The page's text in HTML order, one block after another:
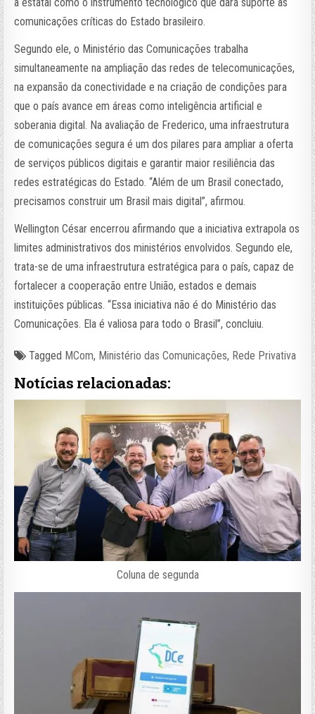
comunicações críticas do Estado brasileiro.
Segundo ele, o Ministério das Comunicações trabalha
simultaneamente na ampliação das redes de telecomunicações,
na expansão da conectividade e na criação de condições para
que o país avance em áreas como inteligência artificial e
soberania digital. Na avaliação de Frederico, uma infraestrutura
de comunicações segura é um dos pilares para ampliar a oferta
de serviços públicos digitais e garantir maior resiliência das
redes estratégicas do Estado. “Além de um Brasil conectado,
precisamos construir um Brasil mais digital”, afirmou.
Wellington César encerrou afirmando que a iniciativa extrapola os
limites administrativos dos ministérios envolvidos. Segundo ele,
trata-se de uma infraestrutura estratégica para o país, capaz de
fortalecer a cooperação entre União, estados e demais
instituições públicas. “Essa iniciativa não é do Ministério das
Comunicações. Ela é valiosa para todo o Brasil”, concluiu.
Tagged MCom, Ministério das Comunicações, Rede Privativa
Notícias relacionadas:
Coluna de segunda